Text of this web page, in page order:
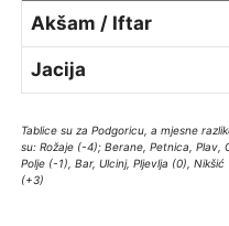
Akšam / Iftar
Jacija
Tablice su za Podgoricu, a mjesne
su: Rožaje (-4); Berane, Petnica, Plav,
Polje (-1), Bar, Ulcinj, Pljevlja (0),
(+3)